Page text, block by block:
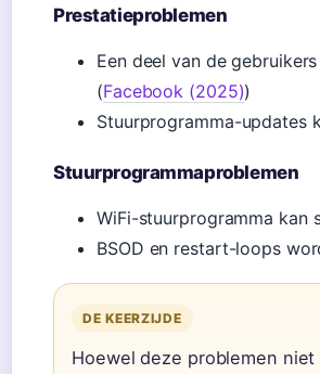
Prestatieproblemen
Een deel van de
(Facebook (2025))
Stuurprogramma-updates
Stuurprogrammaproblemen
WiFi-stuurprogramma kan
BSOD en restart-loops
DE KEERZIJDE
Hoewel deze problemen